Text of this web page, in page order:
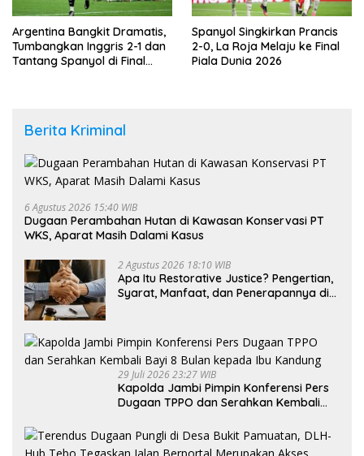
Argentina Bangkit Dramatis,
Tumbangkan Inggris 2-1 dan
Tantang Spanyol di Final
Spanyol Singkirkan Prancis
2-0, La Roja Melaju ke Final
Piala Dunia 2026
Berita Kriminal
6 Agustus 2026 15:40 WIB
Dugaan Perambahan Hutan di Kawasan Konservasi PT
WKS, Aparat Masih Dalami Kasus
2 Agustus 2026 18:10 WIB
Apa Itu Restorative Justice? Pengertian,
Syarat, Manfaat, dan Penerapannya di
29 Juli 2026 23:27 WIB
Kapolda Jambi Pimpin Konferensi Pers
Dugaan TPPO dan Serahkan Kembali